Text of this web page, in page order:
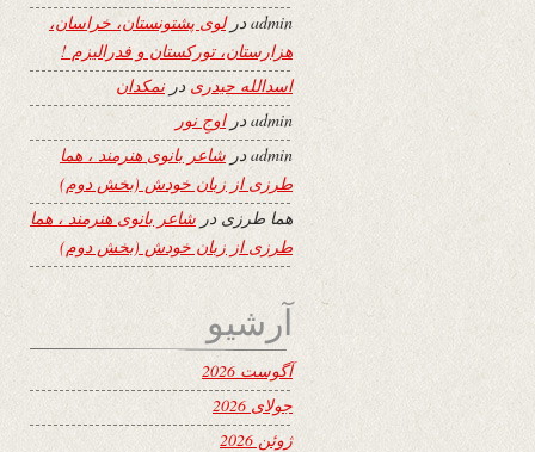
adminدرلوی پشتونستان، خراسان،
هزارستان، تورکستان و فدرالیزم !
اسدالله حیدری درنمکدان
adminدراوجِ نور
adminدر شاعر بانوی هنرمند ، هما
طرزی از زبان خودش (بخش دوم)
هما طرزی در شاعر بانوی هنرمند ، هما
طرزی از زبان خودش (بخش دوم)
آرشیو
آگوست 2026
جولای 2026
ژوئن 2026